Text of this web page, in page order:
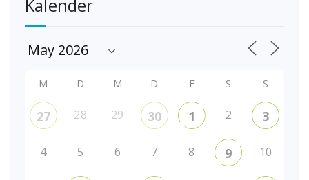
Kalender
M D M D F S S
27 28 29 30 1 2 3
4 5 6 7 8 9 10